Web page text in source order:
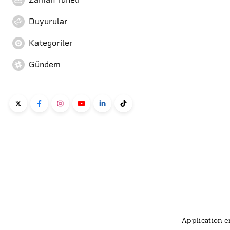
Duyurular
Kategoriler
Gündem
Application